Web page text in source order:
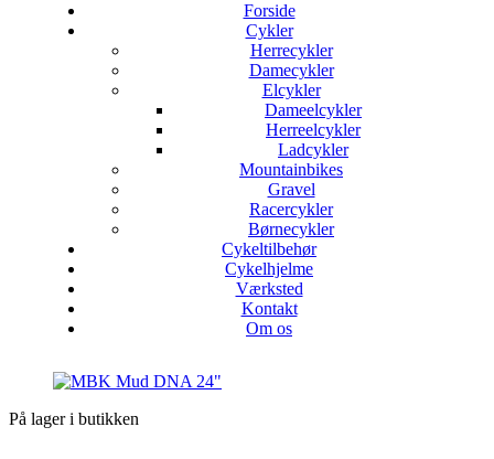
Forside
Cykler
Herrecykler
Damecykler
Elcykler
Dameelcykler
Herreelcykler
Ladcykler
Mountainbikes
Gravel
Racercykler
Børnecykler
Cykeltilbehør
Cykelhjelme
Værksted
Kontakt
Om os
På lager i butikken